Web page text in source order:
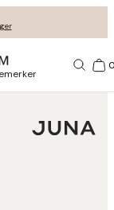
kr.
inn
1156